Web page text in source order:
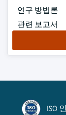
연구 방법론
관련 보고서
ISO